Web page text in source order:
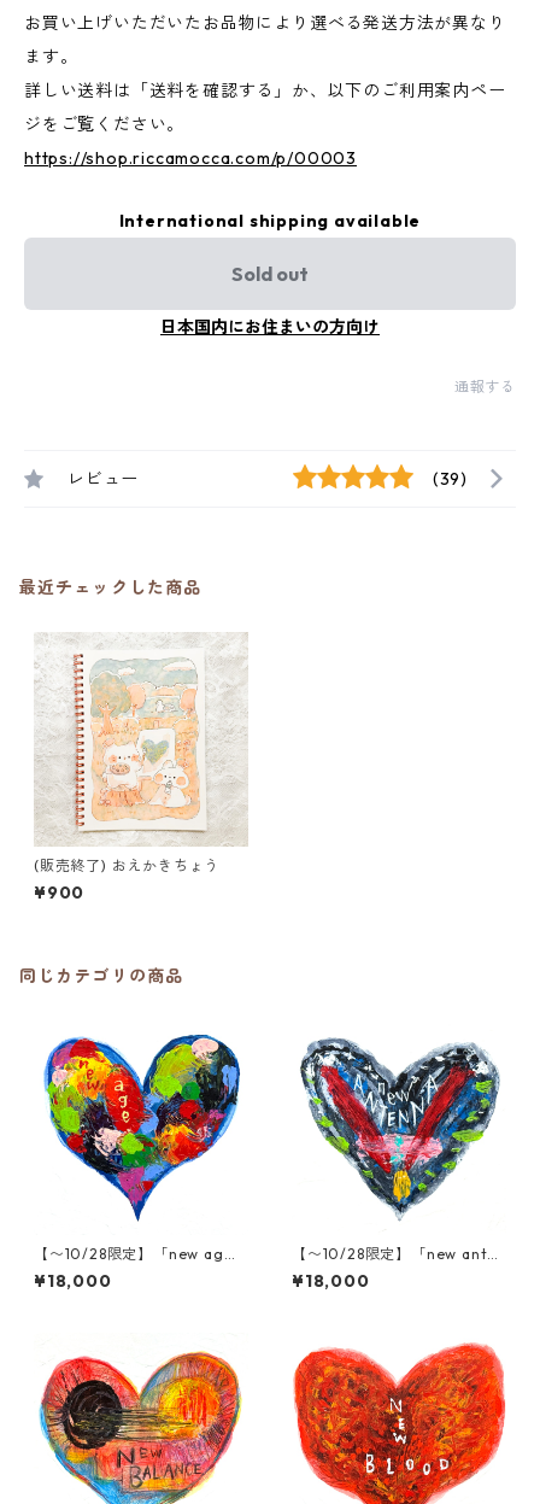
お買い上げいただいたお品物により選べる発送方法が異なり
ます。
詳しい送料は「送料を確認する」か、以下のご利用案内ペー
ジをご覧ください。
https://shop.riccamocca.com/p/00003
International shipping available
Sold out
日本国内にお住まいの方向け
通報する
レビュー (39)
最近チェックした商品
(販売終了) おえかきちょう
¥900
同じカテゴリの商品
【〜10/28限定】「new ag
e」木村タカヒロ原画
¥18,000
【〜10/28限定】「new anten
na」木村タカヒロ原画
¥18,000